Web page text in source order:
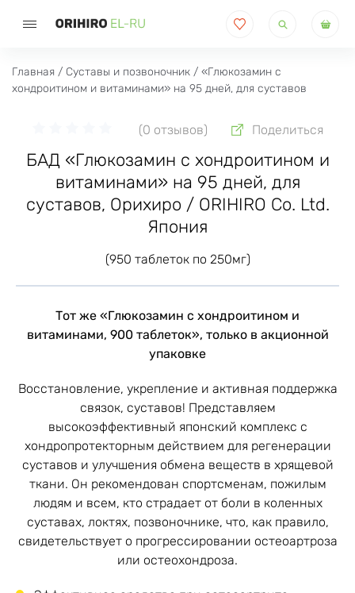
товаров
Главная / Суставы и позвоночник / «Глюкозамин с
хондроитином и витаминами» на 95 дней, для суставов
(0 отзывов) Поделиться
БАД «Глюкозамин с хондроитином и
витаминами» на 95 дней, для
суставов, Орихиро / ORIHIRO Co. Ltd.
Япония
(950 таблеток по 250мг)
Тот же «Глюкозамин с хондроитином и
витаминами, 900 таблеток», только в акционной
упаковке
Восстановление, укрепление и активная поддержка
связок, суставов! Представляем
высокоэффективный японский комплекс с
хондропротекторным действием для регенерации
суставов и улучшения обмена веществ в хрящевой
ткани. Он рекомендован спортсменам, пожилым
людям и всем, кто страдает от боли в коленных
суставах, локтях, позвоночнике, что, как правило,
свидетельствует о прогрессировании остеоартроза
или остеохондроза.